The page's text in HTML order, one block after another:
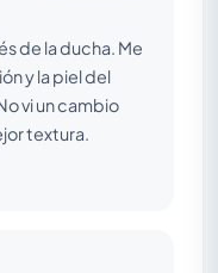
de la ducha. Me
y la piel del
vi un cambio
textura.